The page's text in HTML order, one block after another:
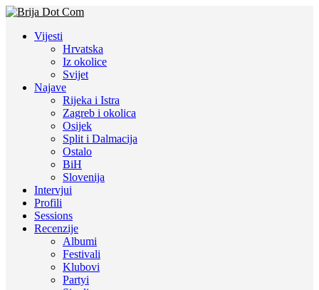
Vijesti
Hrvatska
Iz okolice
Svijet
Najave
Rijeka i Istra
Zagreb i okolica
Osijek
Split i Dalmacija
Ostalo
BiH
Slovenija
Intervjui
Profili
Sessions
Recenzije
Albumi
Festivali
Klubovi
Partyi